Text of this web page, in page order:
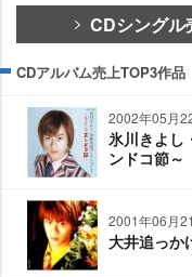
CDシングル
CDアルバム売上TOP3作品
2002年05月
氷川きよし
ンドコ節～
2001年06月
大井追っか